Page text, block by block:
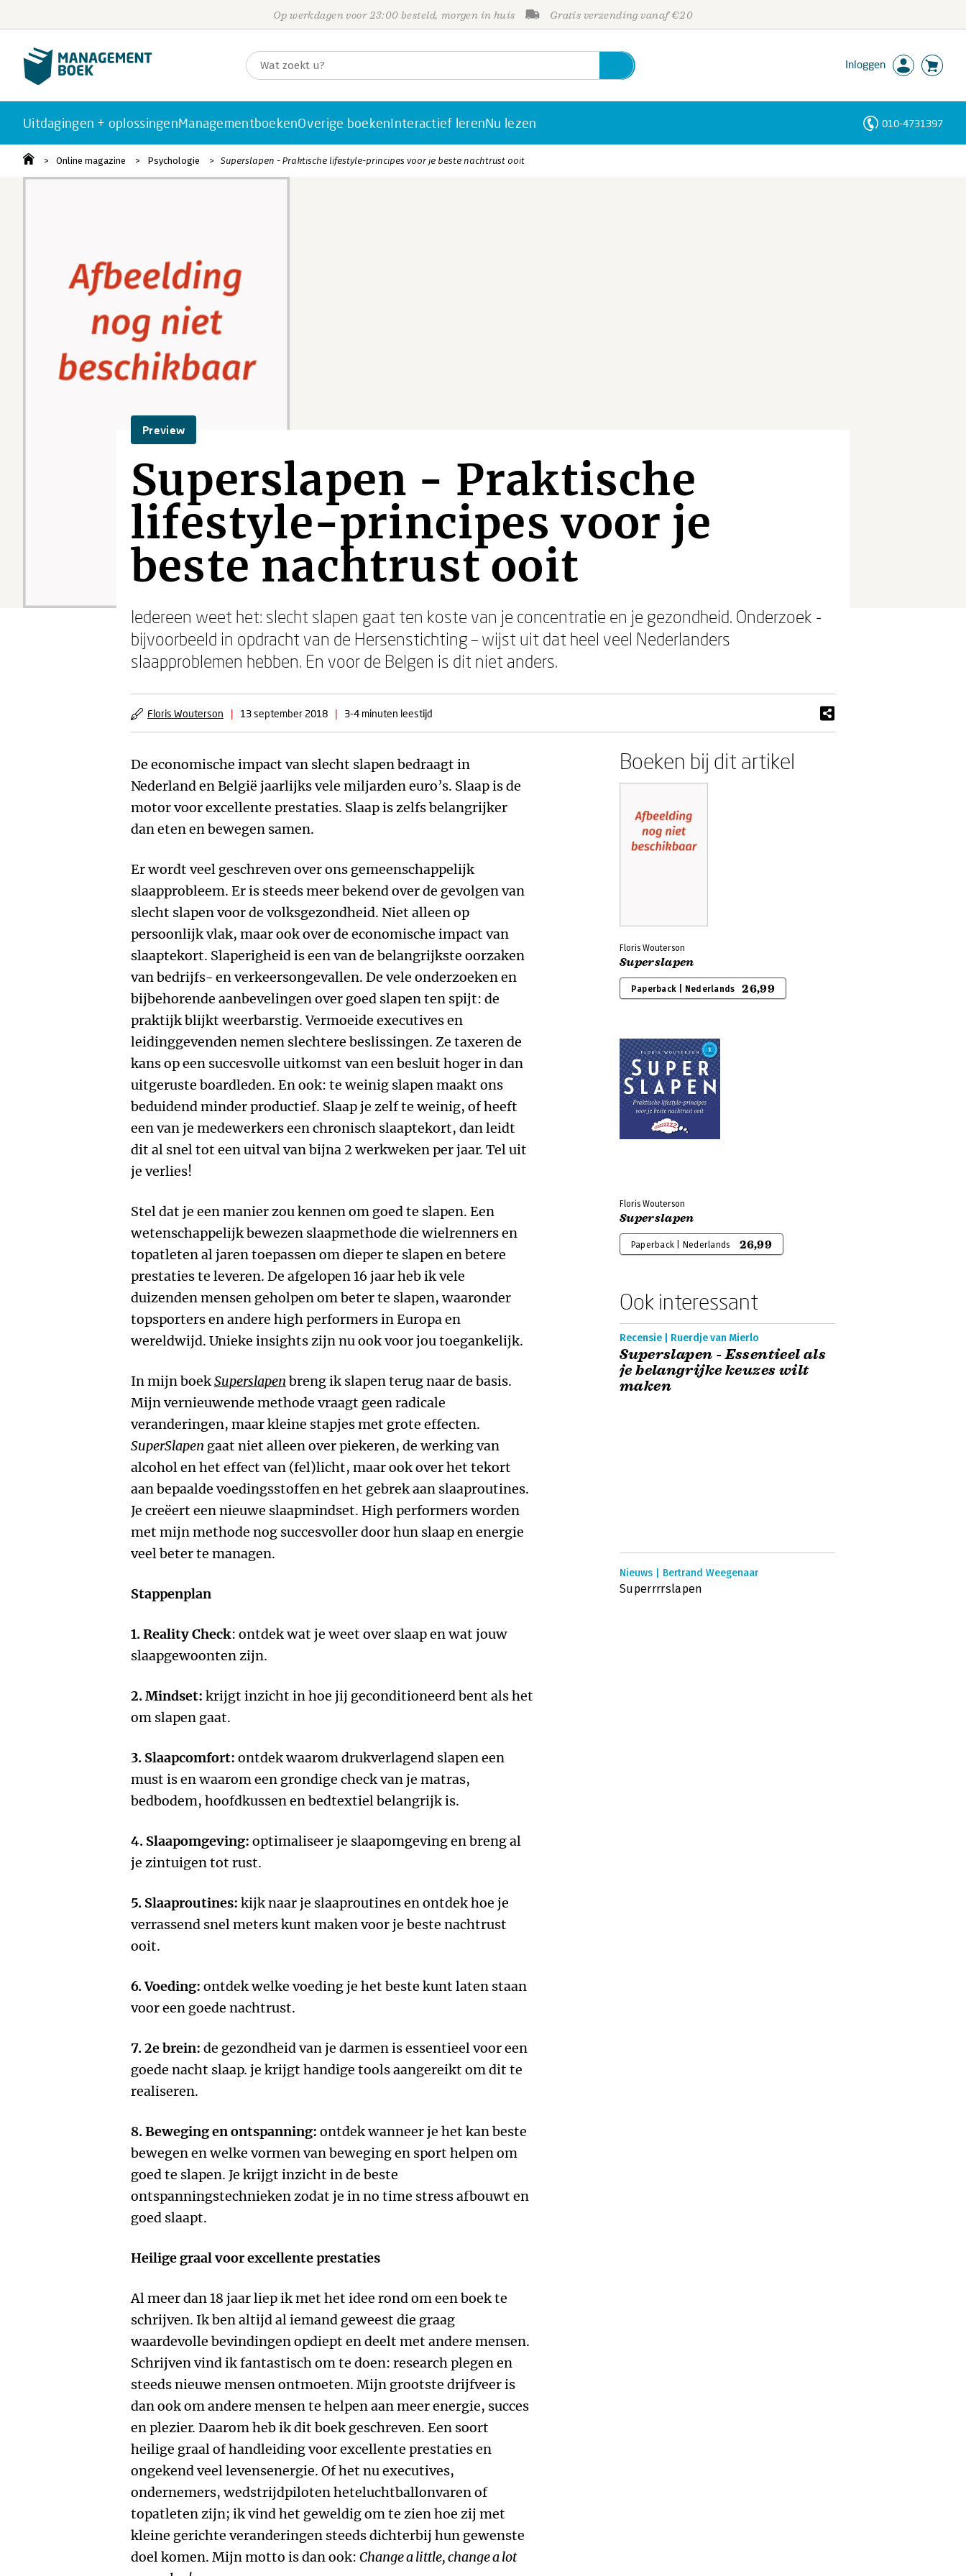
Op werkdagen voor 23:00 besteld, morgen in huis Gratis verzending vanaf €20
Inloggen
Uitdagingen + oplossingenManagementboekenOverige boekenInteractief lerenNu lezen 010-4731397
Online magazine Psychologie Superslapen - Praktische lifestyle-principes voor je beste nachtrust ooit
Preview
Superslapen - Praktische
lifestyle-principes voor je
beste nachtrust ooit
Iedereen weet het: slecht slapen gaat ten koste van je concentratie en je gezondheid. Onderzoek -
bijvoorbeeld in opdracht van de Hersenstichting – wijst uit dat heel veel Nederlanders
slaapproblemen hebben. En voor de Belgen is dit niet anders.
Floris Wouterson | 13 september 2018 | 3-4 minuten leestijd
De economische impact van slecht slapen bedraagt in
Nederland en België jaarlijks vele miljarden euro’s. Slaap is de
motor voor excellente prestaties. Slaap is zelfs belangrijker
dan eten en bewegen samen.
Er wordt veel geschreven over ons gemeenschappelijk
slaapprobleem. Er is steeds meer bekend over de gevolgen van
slecht slapen voor de volksgezondheid. Niet alleen op
persoonlijk vlak, maar ook over de economische impact van
slaaptekort. Slaperigheid is een van de belangrijkste oorzaken
van bedrijfs- en verkeersongevallen. De vele onderzoeken en
bijbehorende aanbevelingen over goed slapen ten spijt: de
praktijk blijkt weerbarstig. Vermoeide executives en
leidinggevenden nemen slechtere beslissingen. Ze taxeren de
kans op een succesvolle uitkomst van een besluit hoger in dan
uitgeruste boardleden. En ook: te weinig slapen maakt ons
beduidend minder productief. Slaap je zelf te weinig, of heeft
een van je medewerkers een chronisch slaaptekort, dan leidt
dit al snel tot een uitval van bijna 2 werkweken per jaar. Tel uit
je verlies!
Stel dat je een manier zou kennen om goed te slapen. Een
wetenschappelijk bewezen slaapmethode die wielrenners en
topatleten al jaren toepassen om dieper te slapen en betere
prestaties te leveren. De afgelopen 16 jaar heb ik vele
duizenden mensen geholpen om beter te slapen, waaronder
topsporters en andere high performers in Europa en
wereldwijd. Unieke insights zijn nu ook voor jou toegankelijk.
In mijn boekSuperslapen breng ik slapen terug naar de basis.
Mijn vernieuwende methode vraagt geen radicale
veranderingen, maar kleine stapjes met grote effecten.
SuperSlapen gaat niet alleen over piekeren, de werking van
alcohol en het effect van (fel)licht, maar ook over het tekort
aan bepaalde voedingsstoffen en het gebrek aan slaaproutines.
Je creëert een nieuwe slaapmindset. High performers worden
met mijn methode nog succesvoller door hun slaap en energie
veel beter te managen.
Stappenplan
1. Reality Check: ontdek wat je weet over slaap en wat jouw
slaapgewoonten zijn.
2. Mindset: krijgt inzicht in hoe jij geconditioneerd bent als het
om slapen gaat.
3. Slaapcomfort: ontdek waarom drukverlagend slapen een
must is en waarom een grondige check van je matras,
bedbodem, hoofdkussen en bedtextiel belangrijk is.
4. Slaapomgeving: optimaliseer je slaapomgeving en breng al
je zintuigen tot rust.
5. Slaaproutines: kijk naar je slaaproutines en ontdek hoe je
verrassend snel meters kunt maken voor je beste nachtrust
ooit.
6. Voeding: ontdek welke voeding je het beste kunt laten staan
voor een goede nachtrust.
7. 2e brein: de gezondheid van je darmen is essentieel voor een
goede nacht slaap. je krijgt handige tools aangereikt om dit te
realiseren.
8. Beweging en ontspanning: ontdek wanneer je het kan beste
bewegen en welke vormen van beweging en sport helpen om
goed te slapen. Je krijgt inzicht in de beste
ontspanningstechnieken zodat je in no time stress afbouwt en
goed slaapt.
Heilige graal voor excellente prestaties
Al meer dan 18 jaar liep ik met het idee rond om een boek te
schrijven. Ik ben altijd al iemand geweest die graag
waardevolle bevindingen opdiept en deelt met andere mensen.
Schrijven vind ik fantastisch om te doen: research plegen en
steeds nieuwe mensen ontmoeten. Mijn grootste drijfveer is
dan ook om andere mensen te helpen aan meer energie, succes
en plezier. Daarom heb ik dit boek geschreven. Een soort
heilige graal of handleiding voor excellente prestaties en
ongekend veel levensenergie. Of het nu executives,
ondernemers, wedstrijdpiloten heteluchtballonvaren of
topatleten zijn; ik vind het geweldig om te zien hoe zij met
kleine gerichte veranderingen steeds dichterbij hun gewenste
doel komen. Mijn motto is dan ook: Change a little, change a lot
Boeken bij dit artikel
Floris Wouterson
Superslapen
Paperback | Nederlands 26,99
Floris Wouterson
Superslapen
Paperback | Nederlands 26,99
Ook interessant
Recensie | Ruerdje van Mierlo
Superslapen - Essentieel als
je belangrijke keuzes wilt
maken
Nieuws | Bertrand Weegenaar
Superrrrslapen
Personen